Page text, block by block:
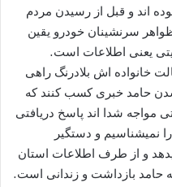
اند و قبل از رسیدن مردم
سرنشینان خودرو یقین
یعنی اطلاعات است.
خانواده اش بلادرنگ راهی
شدن حامد خبری کسب کنند که
مواجه شدا اند پاسخ دریافتی
نمیشناسیم و دستگیر
و از طرف اطلاعات استان
حامد بازداشت و زندانی است.